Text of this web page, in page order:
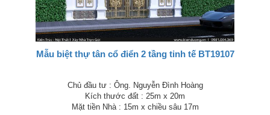
Mẫu biệt thự tân cổ điển 2 tầng tinh tế BT19107
Chủ đầu tư : Ông. Nguyễn Đình Hoàng
Kích thước đất : 25m x 20m
Mặt tiền Nhà : 15m x chiều sâu 17m